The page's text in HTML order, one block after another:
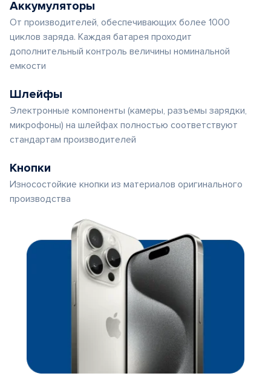
Аккумуляторы
От производителей, обеспечивающих более 1000
циклов заряда. Каждая батарея проходит
дополнительный контроль величины номинальной
емкости
Шлейфы
Электронные компоненты (камеры, разъемы зарядки,
микрофоны) на шлейфах полностью соответствуют
стандартам производителей
Кнопки
Износостойкие кнопки из материалов оригинального
производства